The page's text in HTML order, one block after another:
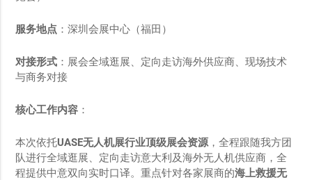
服务地点 ：深圳会展中心（福田）
对接形式 ：展会全域逛展、定向走访海外供应商、现场技术
与商务对接
核心工作内容 ：
本次依托UASE无人机展行业顶级展会资源，全程跟随我方团
队进行全域逛展、定向走访意大利及海外无人机供应商，全
程提供中意双向实时口译。重点针对各家展商的海上救援无